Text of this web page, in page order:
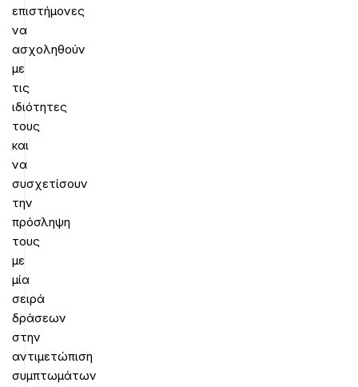
επιστήμονες
να
ασχοληθούν
με
τις
ιδιότητες
τους
και
να
συσχετίσουν
την
πρόσληψη
τους
με
μία
σειρά
δράσεων
στην
αντιμετώπιση
συμπτωμάτων